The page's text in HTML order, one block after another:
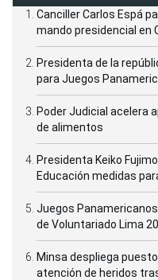
Canciller Carlos Espá
mando presidencial en
Presidenta de la
para Juegos
Poder Judicial acelera
de alimentos
Presidenta Keiko
Educación medidas
Juegos
de Voluntariado Lima
Minsa despliega
atención de heridos